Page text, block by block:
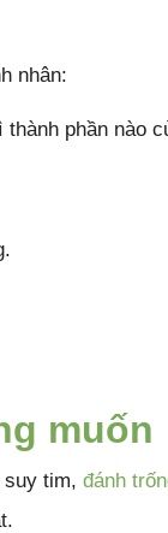
nhân:
phần nào
muốn
suy tim, đánh